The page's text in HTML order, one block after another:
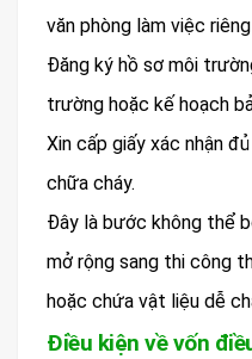
văn phòng làm việc
Đăng ký hồ sơ môi
trường hoặc kế hoạch
Xin cấp giấy xác nhận
chữa cháy.
Đây là bước không thể
mở rộng sang thi công
hoặc chứa vật liệu dễ
Điều kiện về vốn